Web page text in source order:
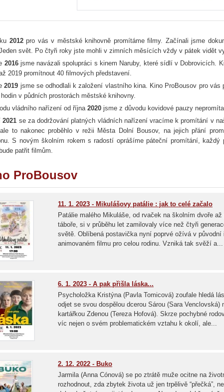
2012pro vás v městské knihovně promítáme filmy. Začínali jsme
svět. Po čtyři roky jste mohli v zimních měsících vždy v pátek vidět
2016 jsme navázali spolupráci s kinem Naruby, které sídlí v Dobrovicích.
2019 promítnout 40 filmových představení.
2019 jsme se odhodlali k založení vlastního kina. Kino ProBousov pro
v půdních prostorách městské knihovny.
vládního nařízení od října 2020 jsme z důvodu kovidové pauzy
2021 se za dodržování platných vládních nařízení vracíme k promítání v
to nakonec proběhlo v režii Města Dolní Bousov, na jejich přání
S novým školním rokem s radostí oprášíme páteční promítání,
patřit filmům.
ProBousov
11. 1. 2023 - Mikulášovy patálie : jak to celé začalo
Patálie malého Mikuláše, od rvaček na školním dvoře
táboře, si v průběhu let zamilovaly více než čtyři
světě. Oblíbená postavička nyní poprvé ožívá v původní
animovaném filmu pro celou rodinu. Vzniká tak svěží a...
6. 1. 2023 - A pak přišla láska...
Psycholožka Kristýna (Pavla Tomicová) zoufale hledá
odjet se svou dospělou dcerou Sárou (Sara Venclovská)
kartářkou Zdenou (Tereza Hofová). Skrze pochybné
víc nejen o svém problematickém vztahu k okolí, ale...
2. 12. 2022 - Buko
Jarmila (Anna Cónová) se po ztrátě muže ocitne na
rozhodnout, zda zbytek života už jen trpělivě “přečká”,